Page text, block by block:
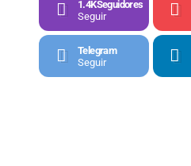
1.4KSeguidores
Seguir
Telegram
Seguir